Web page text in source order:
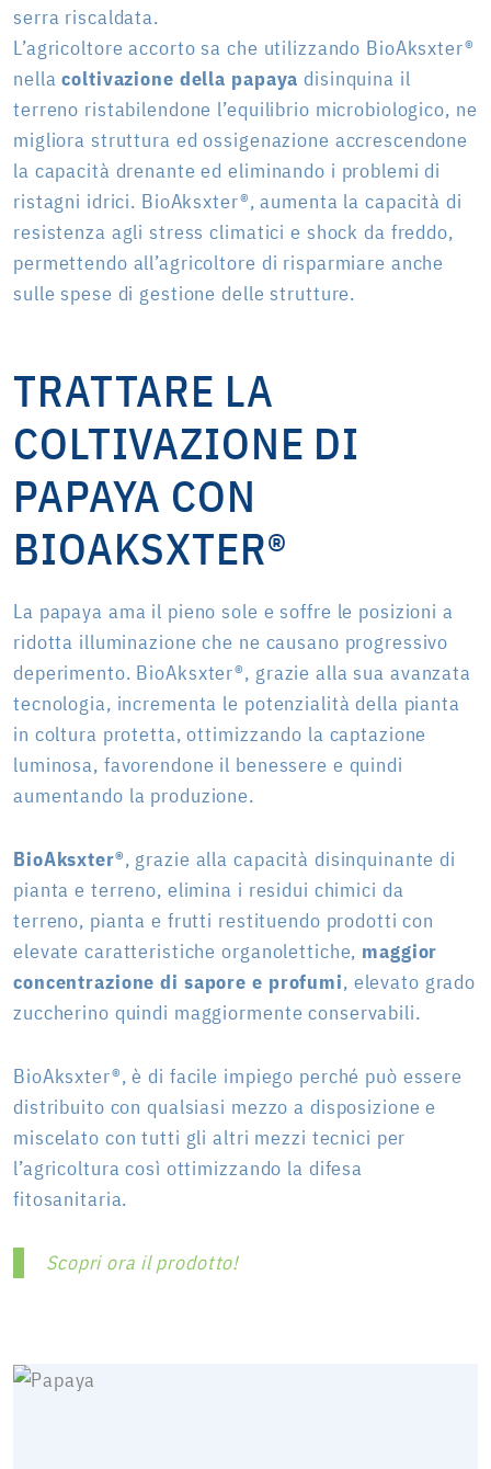
serra riscaldata.
L’agricoltore accorto sa che utilizzando BioAksxter®
nella coltivazione della papaya disinquina il
terreno ristabilendone l’equilibrio microbiologico, ne
migliora struttura ed ossigenazione accrescendone
la capacità drenante ed eliminando i problemi di
ristagni idrici. BioAksxter®, aumenta la capacità di
resistenza agli stress climatici e shock da freddo,
permettendo all’agricoltore di risparmiare anche
sulle spese di gestione delle strutture.
TRATTARE LA
COLTIVAZIONE DI
PAPAYA CON
BIOAKSXTER®
La papaya ama il pieno sole e soffre le posizioni a
ridotta illuminazione che ne causano progressivo
deperimento. BioAksxter®, grazie alla sua avanzata
tecnologia, incrementa le potenzialità della pianta
in coltura protetta, ottimizzando la captazione
luminosa, favorendone il benessere e quindi
aumentando la produzione.
BioAksxter®, grazie alla capacità disinquinante di
pianta e terreno, elimina i residui chimici da
terreno, pianta e frutti restituendo prodotti con
elevate caratteristiche organolettiche, maggior
concentrazione di sapore e profumi, elevato grado
zuccherino quindi maggiormente conservabili.
BioAksxter®, è di facile impiego perché può essere
distribuito con qualsiasi mezzo a disposizione e
miscelato con tutti gli altri mezzi tecnici per
l’agricoltura così ottimizzando la difesa
fitosanitaria.
Scopri ora il prodotto!